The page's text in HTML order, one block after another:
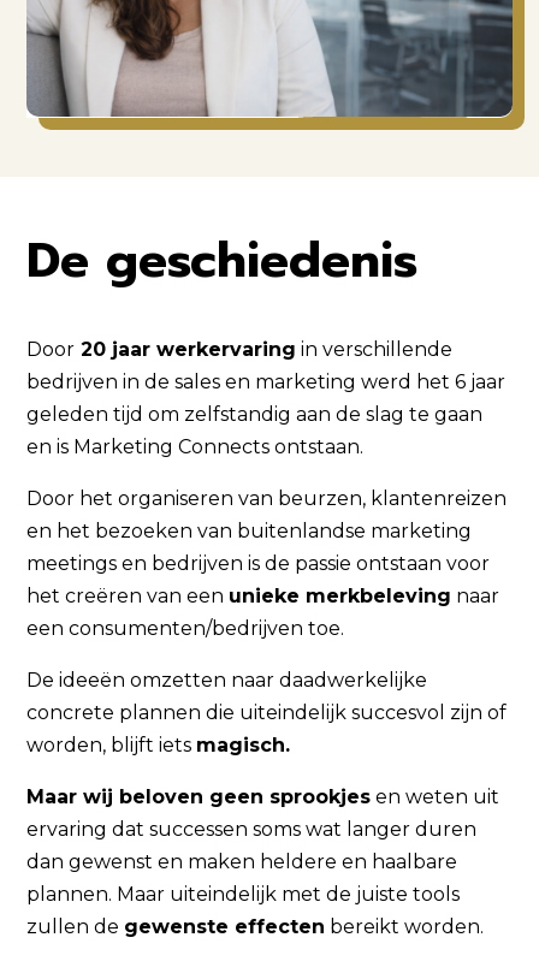
De geschiedenis
Door 20 jaar werkervaring in verschillende
bedrijven in de sales en marketing werd het 6 jaar
geleden tijd om zelfstandig aan de slag te gaan
en is Marketing Connects ontstaan.
Door het organiseren van beurzen, klantenreizen
en het bezoeken van buitenlandse marketing
meetings en bedrijven is de passie ontstaan voor
het creëren van een unieke merkbeleving naar
een consumenten/bedrijven toe.
De ideeën omzetten naar daadwerkelijke
concrete plannen die uiteindelijk succesvol zijn of
worden, blijft iets magisch.
Maar wij beloven geen sprookjes en weten uit
ervaring dat successen soms wat langer duren
dan gewenst en maken heldere en haalbare
plannen. Maar uiteindelijk met de juiste tools
zullen de gewenste effecten bereikt worden.